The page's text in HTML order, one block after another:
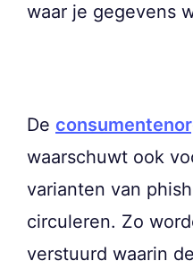
waar je gegevens
De
waarschuwt ook
varianten van
circuleren. Zo
verstuurd waarin